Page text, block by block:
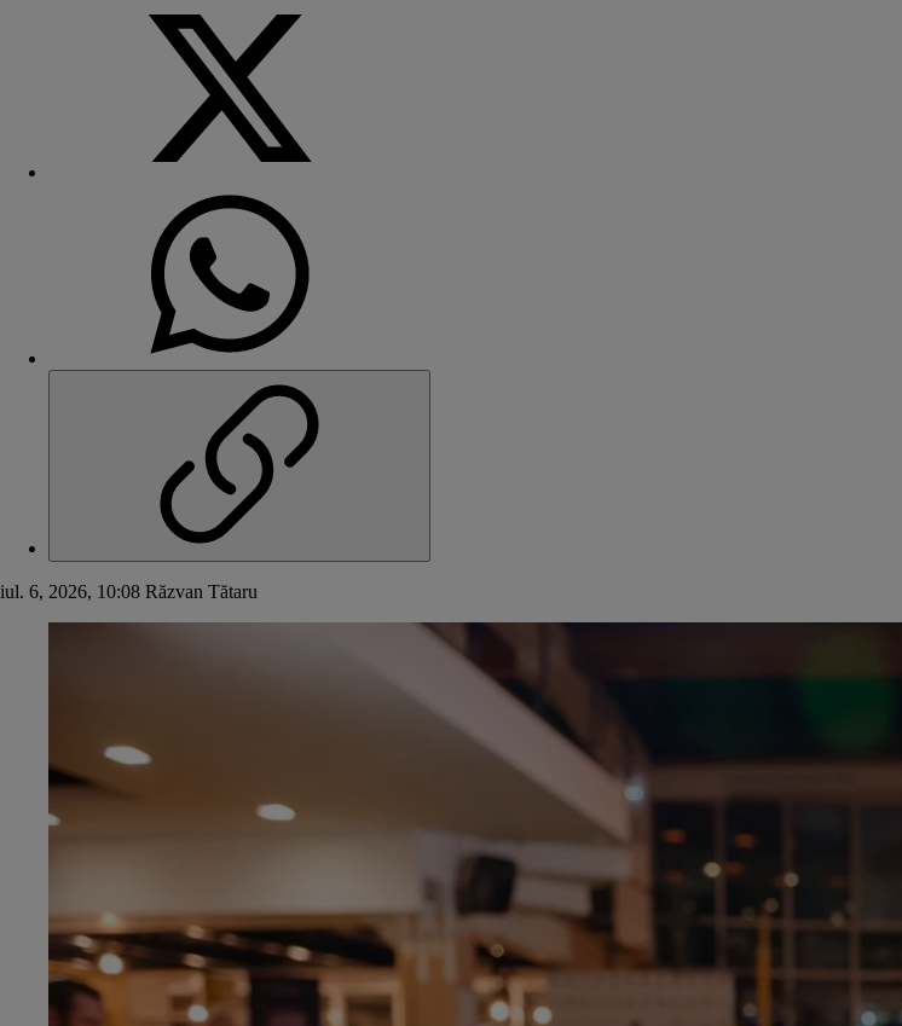
iul. 6, 2026, 10:08 Răzvan Tătaru